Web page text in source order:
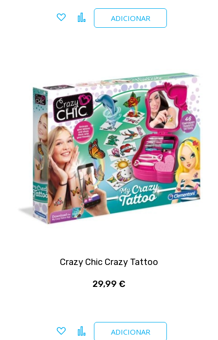
ADICIONAR
Adicionar a favoritos
Comparar
Crazy Chic Crazy Tattoo
29,99 €
ADICIONAR
Adicionar a favoritos
Comparar